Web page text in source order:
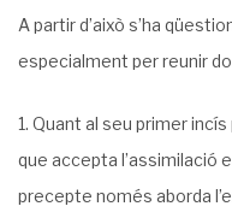
A partir d’això s’ha
especialment per reunir
Quant al seu primer
que accepta l’assimilació
precepte només aborda